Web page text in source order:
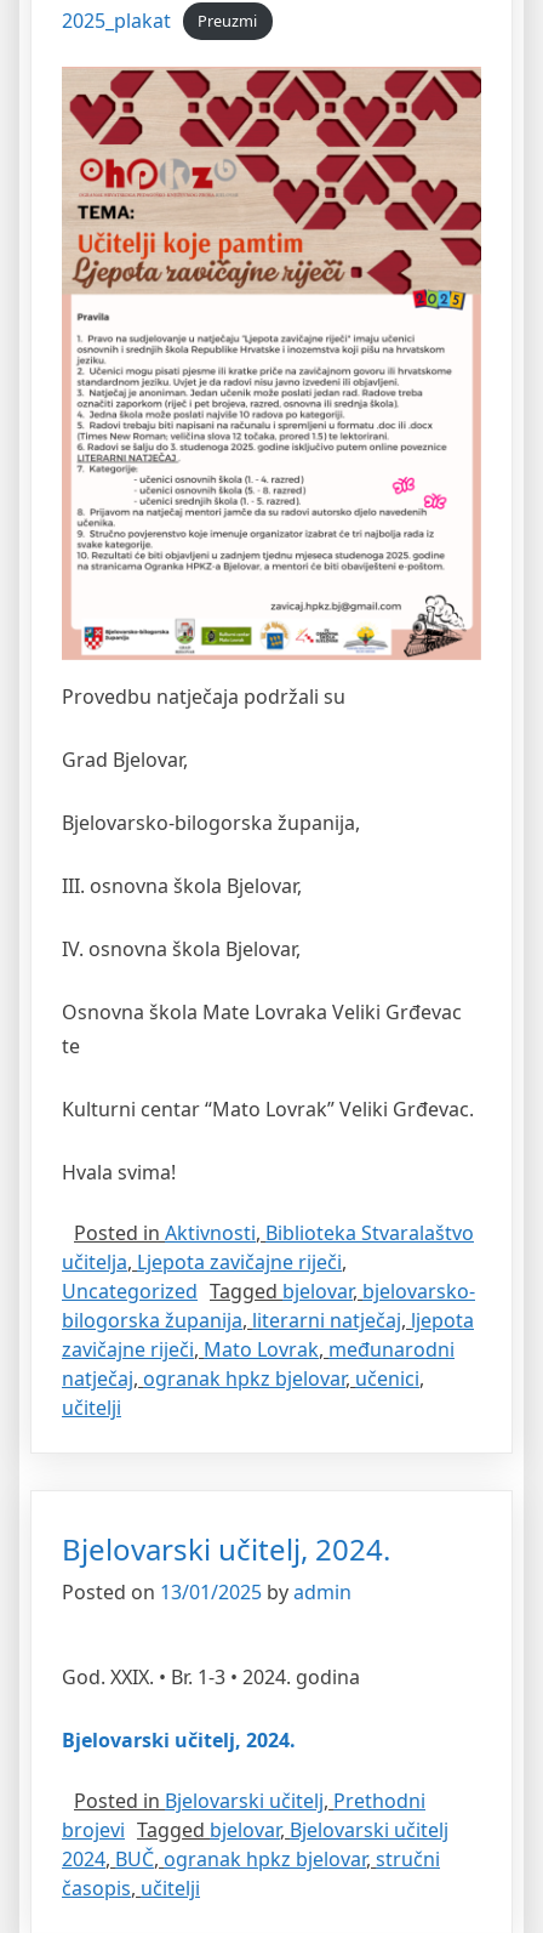
2025_plakat Preuzmi
Provedbu natječaja podržali su
Grad Bjelovar,
Bjelovarsko-bilogorska županija,
III. osnovna škola Bjelovar,
IV. osnovna škola Bjelovar,
Osnovna škola Mate Lovraka Veliki Grđevac
te
Kulturni centar “Mato Lovrak” Veliki Grđevac.
Hvala svima!
Posted in Aktivnosti, Biblioteka Stvaralaštvo
učitelja, Ljepota zavičajne riječi,
Uncategorized Tagged bjelovar, bjelovarsko-
bilogorska županija, literarni natječaj, ljepota
zavičajne riječi, Mato Lovrak, međunarodni
natječaj, ogranak hpkz bjelovar, učenici,
učitelji
Bjelovarski učitelj, 2024.
Posted on 13/01/2025 byadmin
God. XXIX. • Br. 1-3 • 2024. godina
Bjelovarski učitelj, 2024.
Posted in Bjelovarski učitelj, Prethodni
brojevi Tagged bjelovar, Bjelovarski učitelj
2024, BUČ, ogranak hpkz bjelovar, stručni
časopis, učitelji